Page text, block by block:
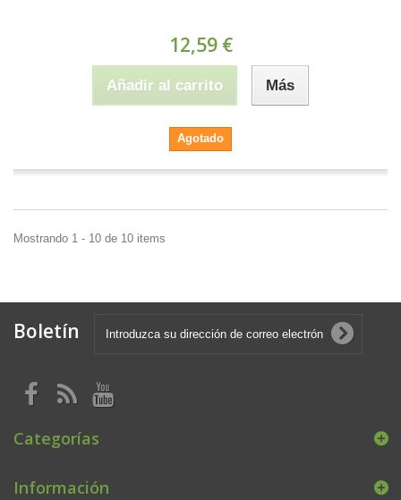
12,59 €
Añadir al carrito Más
Agotado
Mostrando 1 - 10 de 10 items
Boletín
Categorías
Información